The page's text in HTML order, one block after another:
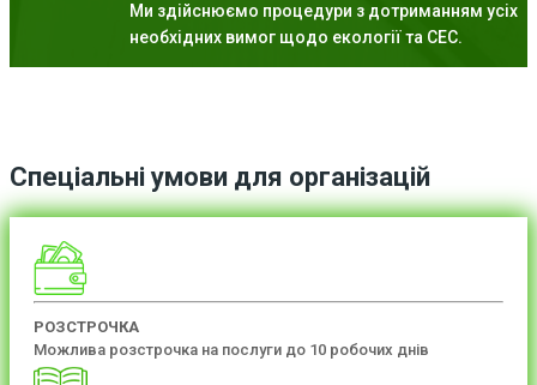
Ми здійснюємо процедури з дотриманням усіх
необхідних вимог щодо екології та СЕС.
Спеціальні умови для організацій
РОЗСТРОЧКА
Можлива розстрочка на послуги до 10 робочих днів